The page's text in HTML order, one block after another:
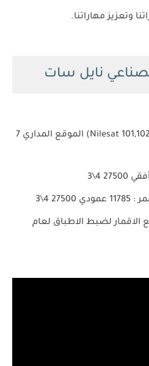
وتعزيز مهاراتنا.
نايل سات
قمر نايلسات 101,102 (Nilesat 101,102) الموقع المداري 7
4\3
الاقمار لضبط الاطباق لعام